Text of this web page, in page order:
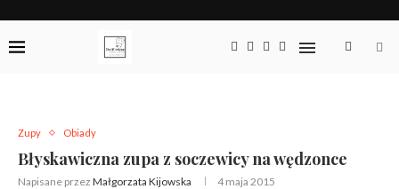
Zupy Obiady
Błyskawiczna zupa z soczewicy na wędzonce
Napisane przez Małgorzata Kijowska 4 maja 2015